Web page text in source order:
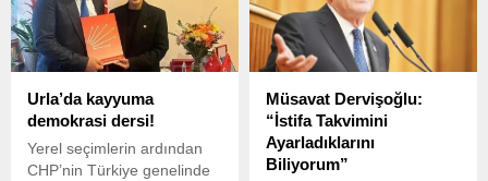
Urla’da kayyuma
demokrasi dersi!
Yerel seçimlerin ardından
CHP’nin Türkiye genelinde
Müsavat Dervişoğlu:
“İstifa Takvimini
Ayarladıklarını
Biliyorum”